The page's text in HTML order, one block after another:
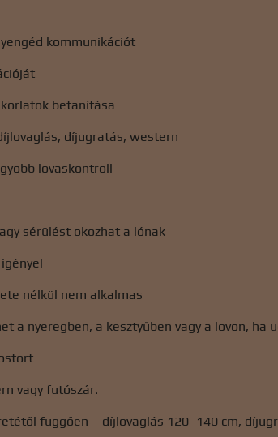
kommunikációt
betanítása
díjugratás, western
lovaskontroll
sérülést okozhat a lónak
nélkül nem alkalmas
a nyeregben, a kesztyűben vagy a lovon, ha
vagy futószár.
függően – díjlovaglás 120–140 cm,